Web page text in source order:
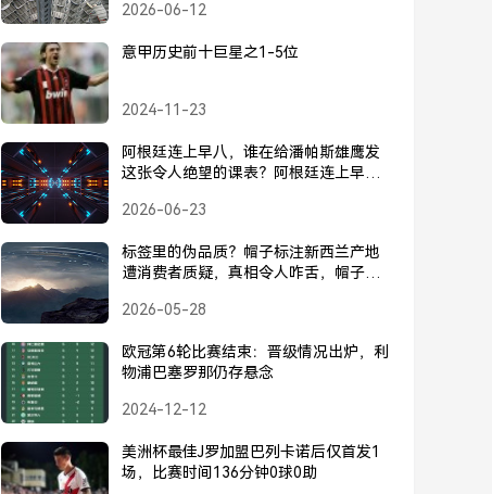
最高战备状态的深层逻辑与地缘影响
2026-06-12
意甲历史前十巨星之1-5位
2024-11-23
阿根廷连上早八，谁在给潘帕斯雄鹰发
这张令人绝望的课表？阿根廷连上早
2026-06-23
标签里的伪品质？帽子标注新西兰产地
遭消费者质疑，真相令人咋舌，帽子标
2026-05-28
欧冠第6轮比赛结束：晋级情况出炉，利
物浦巴塞罗那仍存悬念
2024-12-12
美洲杯最佳J罗加盟巴列卡诺后仅首发1
场，比赛时间136分钟0球0助